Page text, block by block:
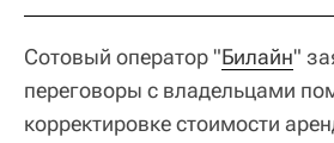
Сотовый оператор "Билайн"
переговоры с владельцами
корректировке стоимости